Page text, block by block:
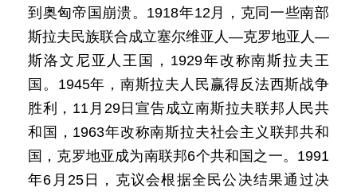
到奥匈帝国崩溃。1918年12月，克同一些南部
斯拉夫民族联合成立塞尔维亚人—克罗地亚人—
斯洛文尼亚人王国，1929年改称南斯拉夫王
国。1945年，南斯拉夫人民赢得反法西斯战争
胜利，11月29日宣告成立南斯拉夫联邦人民共
和国，1963年改称南斯拉夫社会主义联邦共和
国，克罗地亚成为南联邦6个共和国之一。1991
年6月25日，克议会根据全民公决结果通过决